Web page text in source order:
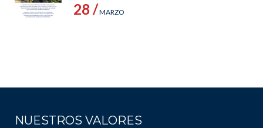
28 /MARZO
NUESTROS VALORES